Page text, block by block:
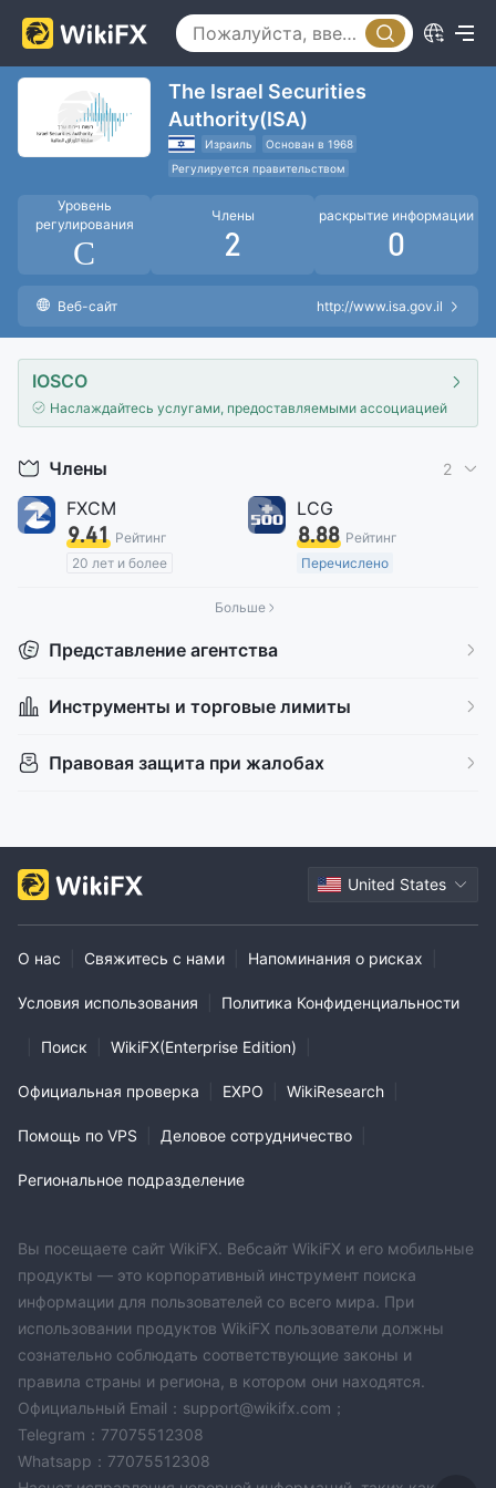
The Israel Securities
Authority(ISA)
Израиль
Основан в 1968
Регулируется правительством
Уровень
регулирования
C
Члены
2
раскрытие информации
0
Веб-сайт http://www.isa.gov.il
IOSCO
Наслаждайтесь услугами, предоставляемыми ассоциацией
Члены 2
FXCM
9.41 Рейтинг
20 лет и более
Маркет-Мейкинг (MM)
Региональный трейдер
LCG
8.88 Рейтинг
Перечислено
Больше
Представление агентства
Инструменты и торговые лимиты
Правовая защита при жалобах
United States
О нас Свяжитесь с нами Напоминания о рисках
Условия использования Политика Конфиденциальности
Поиск WikiFX(Enterprise Edition)
Официальная проверка EXPO WikiResearch
Помощь по VPS Деловое сотрудничество
Региональное подразделение
Вы посещаете сайт WikiFX. Вебсайт WikiFX и его мобильные
продукты — это корпоративный инструмент поиска
информации для пользователей со всего мира. При
использовании продуктов WikiFX пользователи должны
сознательно соблюдать соответствующие законы и
правила страны и региона, в котором они находятся.
Официальный Email：support@wikifx.com；
Telegram：77075512308
Whatsapp：77075512308